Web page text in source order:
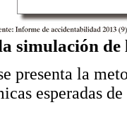
simulación
presenta la
esperadas